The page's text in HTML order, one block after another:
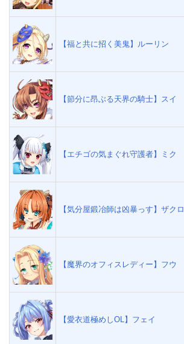
【福と共に招く美鬼】ルーリン
【節分に昂ぶる天界の騎士】スイ
【エチゴの気まぐれ守護者】ミク
【気分屋鍛冶師は凶暴っす】ザクロ
【魔界のオフィスレディー】フウ
【愛衣道極めしOL】フェイ